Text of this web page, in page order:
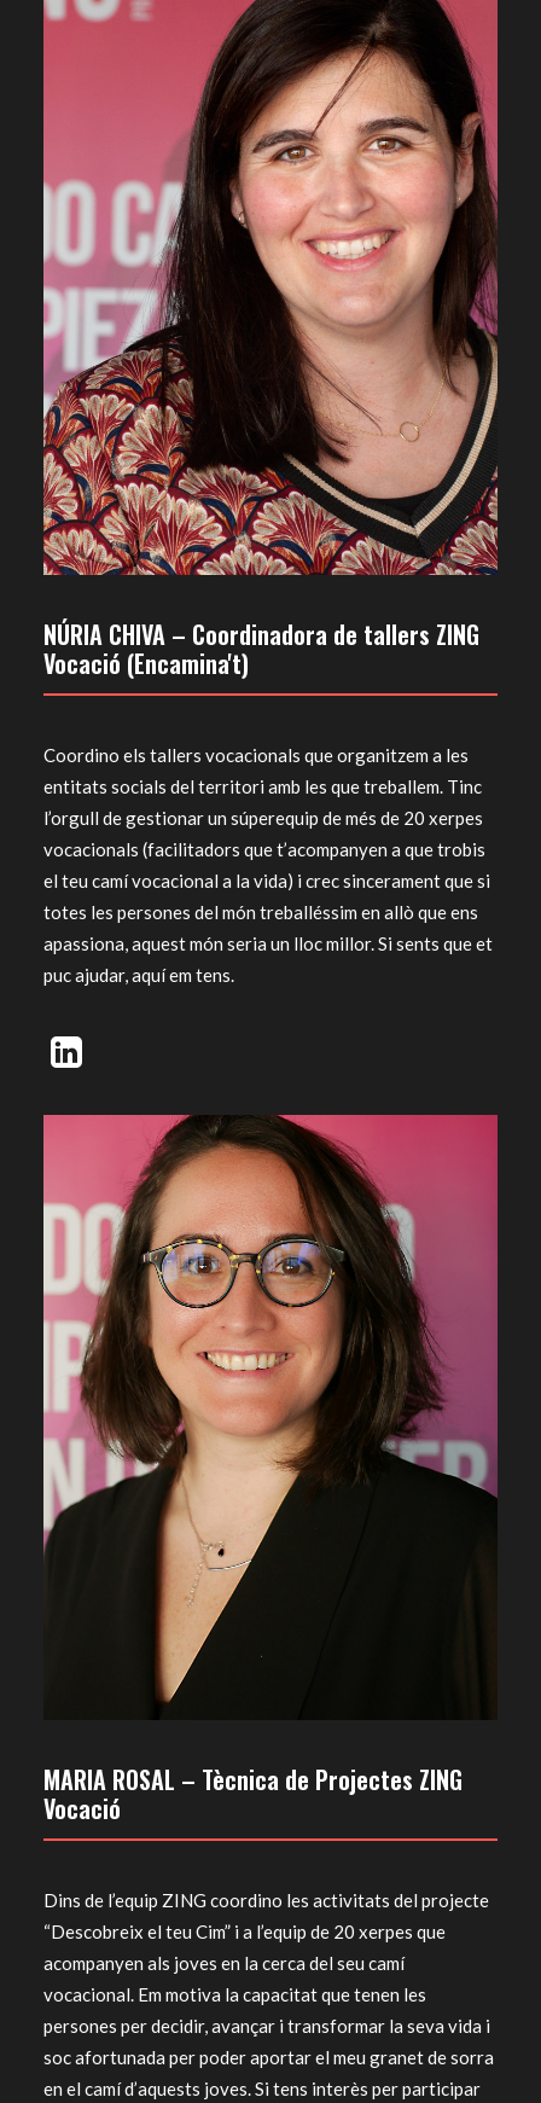
NÚRIA CHIVA – Coordinadora de tallers ZING
Vocació (Encamina't)
Coordino els tallers vocacionals que organitzem a les
entitats socials del territori amb les que treballem. Tinc
l’orgull de gestionar un súperequip de més de 20 xerpes
vocacionals (facilitadors que t’acompanyen a que trobis
el teu camí vocacional a la vida) i crec sincerament que si
totes les persones del món treballéssim en allò que ens
apassiona, aquest món seria un lloc millor. Si sents que et
puc ajudar, aquí em tens.
MARIA ROSAL – Tècnica de Projectes ZING
Vocació
Dins de l’equip ZING coordino les activitats del projecte
“Descobreix el teu Cim” i a l’equip de 20 xerpes que
acompanyen als joves en la cerca del seu camí
vocacional. Em motiva la capacitat que tenen les
persones per decidir, avançar i transformar la seva vida i
soc afortunada per poder aportar el meu granet de sorra
en el camí d’aquests joves. Si tens interès per participar